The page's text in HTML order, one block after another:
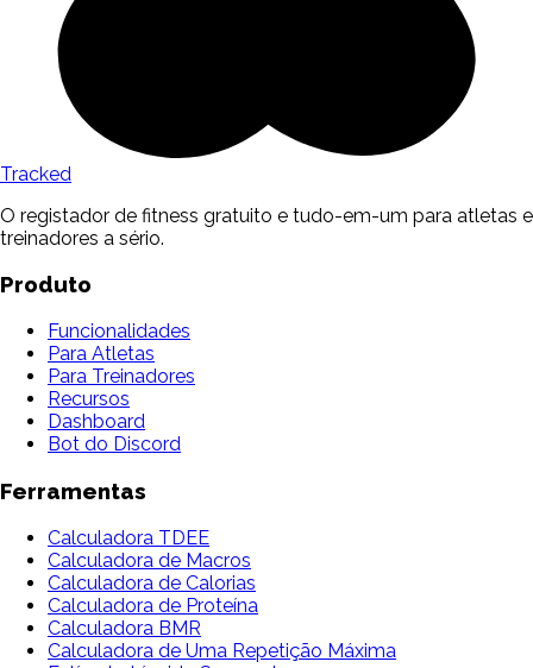
Tracked
O registador de fitness gratuito e tudo-em-um para atletas e
treinadores a sério.
Produto
Funcionalidades
Para Atletas
Para Treinadores
Recursos
Dashboard
Bot do Discord
Ferramentas
Calculadora TDEE
Calculadora de Macros
Calculadora de Calorias
Calculadora de Proteína
Calculadora BMR
Calculadora de Uma Repetição Máxima